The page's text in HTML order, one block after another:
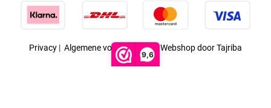
9,6
Privacy | Algemene voorwaarden |Webshop door Tajriba